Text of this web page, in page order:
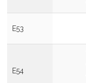
E53
E54